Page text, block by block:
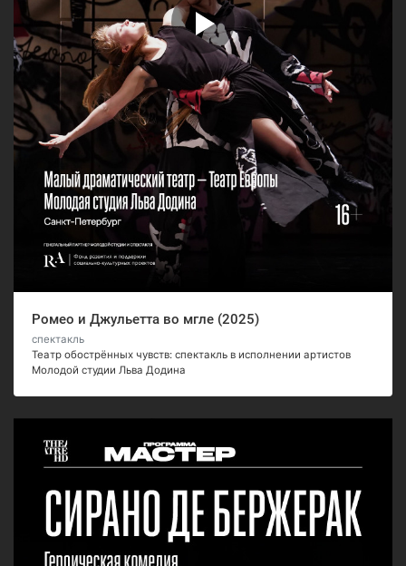
Ромео и Джульетта во мгле (2025)
спектакль
Театр обострённых чувств: спектакль в исполнении артистов
Молодой студии Льва Додина